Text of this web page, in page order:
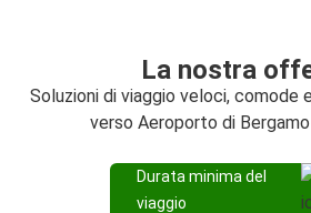
La nostra
Soluzioni di viaggio veloci, comode
verso Aeroporto di
Durata minima del
viaggio